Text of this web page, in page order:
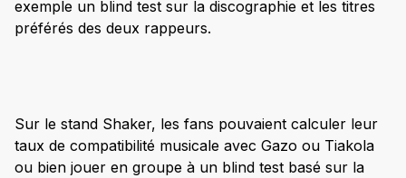
exemple un blind test sur la discographie et les titres
préférés des deux rappeurs.
Sur le stand Shaker, les fans pouvaient calculer leur
taux de compatibilité musicale avec Gazo ou Tiakola
ou bien jouer en groupe à un blind test basé sur la